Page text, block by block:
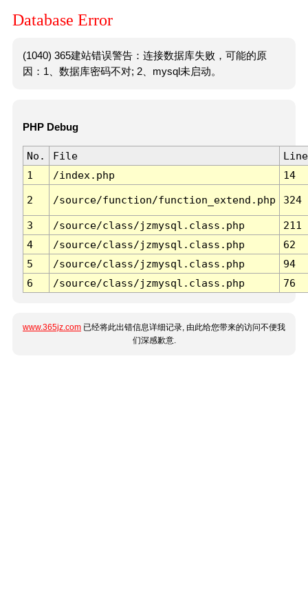
Database Error
(1040) 365建站错误警告：连接数据库失败，可能的原
因：1、数据库密码不对; 2、mysql未启动。
PHP Debug
No. File
Line
1
/index.php 14
2 /source/function/function_extend.php 324
3 /source/class/jzmysql.class.php
211
4
/source/class/jzmysql.class.php
62
5
/source/class/jzmysql.class.php
94
6
/source/class/jzmysql.class.php 76
www.365jz.com 已经将此出错信息详细记录, 由此给您带来的访问不便我
们深感歉意.